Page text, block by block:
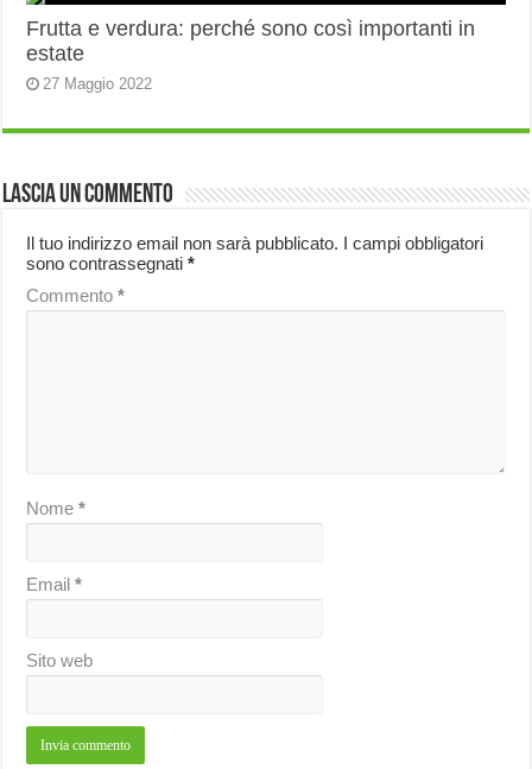
Frutta e verdura: perché sono così importanti in
estate
27 Maggio 2022
Lascia un commento
Il tuo indirizzo email non sarà pubblicato. I campi obbligatori
sono contrassegnati*
Commento*
Nome*
Email*
Sito web